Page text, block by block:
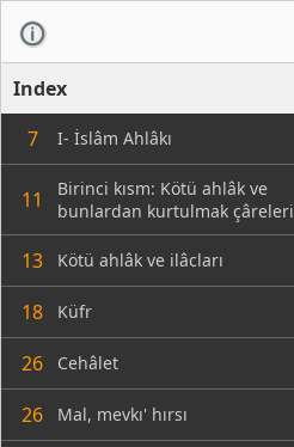
Index
7
I- İslâm Ahlâkı
11
Birinci kısm: Kötü ahlâk ve
bunlardan kurtulmak çâreleri
13 Kötü ahlâk ve ilâcları
18 Küfr
26 Cehâlet
26 Mal, mevkı' hırsı